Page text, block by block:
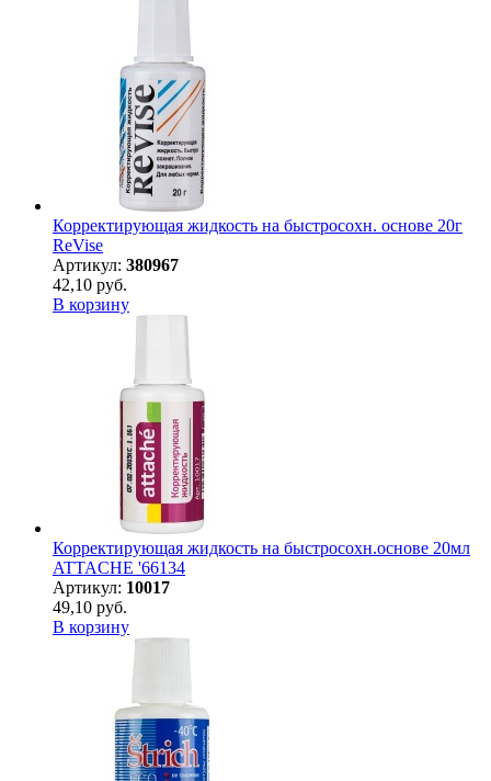
Корректирующая жидкость на быстросохн. основе 20г
ReVise
Артикул: 380967
42,10 руб.
В корзину
Корректирующая жидкость на быстросохн.основе 20мл
ATTACHE '66134
Артикул: 10017
49,10 руб.
В корзину